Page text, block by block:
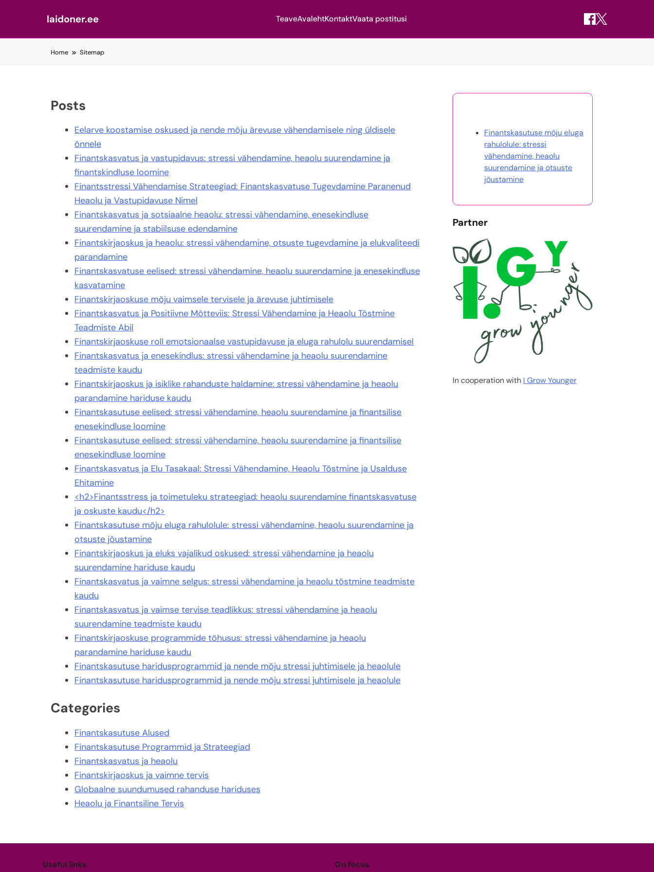
laidoner.ee TeaveAvalehtKontaktVaata postitusi
Home Sitemap
Posts
Eelarve koostamise oskused ja nende mõju ärevuse vähendamisele ning üldisele
õnnele
Finantskasvatus ja vastupidavus: stressi vähendamine, heaolu suurendamine ja
finantskindluse loomine
Finantsstressi Vähendamise Strateegiad: Finantskasvatuse Tugevdamine Paranenud
Heaolu ja Vastupidavuse Nimel
Finantskasvatus ja sotsiaalne heaolu: stressi vähendamine, enesekindluse
suurendamine ja stabiilsuse edendamine
Finantskirjaoskus ja heaolu: stressi vähendamine, otsuste tugevdamine ja elukvaliteedi
parandamine
Finantskasvatuse eelised: stressi vähendamine, heaolu suurendamine ja enesekindluse
kasvatamine
Finantskirjaoskuse mõju vaimsele tervisele ja ärevuse juhtimisele
Finantskasvatus ja Positiivne Mõtteviis: Stressi Vähendamine ja Heaolu Tõstmine
Teadmiste Abil
Finantskirjaoskuse roll emotsionaalse vastupidavuse ja eluga rahulolu suurendamisel
Finantskasvatus ja enesekindlus: stressi vähendamine ja heaolu suurendamine
teadmiste kaudu
Finantskirjaoskus ja isiklike rahanduste haldamine: stressi vähendamine ja heaolu
parandamine hariduse kaudu
Finantskasutuse eelised: stressi vähendamine, heaolu suurendamine ja finantsilise
enesekindluse loomine
Finantskasutuse eelised: stressi vähendamine, heaolu suurendamine ja finantsilise
enesekindluse loomine
Finantskasvatus ja Elu Tasakaal: Stressi Vähendamine, Heaolu Tõstmine ja Usalduse
Ehitamine
<h2>Finantsstress ja toimetuleku strateegiad: heaolu suurendamine finantskasvatuse
ja oskuste kaudu</h2>
Finantskasutuse mõju eluga rahulolule: stressi vähendamine, heaolu suurendamine ja
otsuste jõustamine
Finantskirjaoskus ja eluks vajalikud oskused: stressi vähendamine ja heaolu
suurendamine hariduse kaudu
Finantskasvatus ja vaimne selgus: stressi vähendamine ja heaolu tõstmine teadmiste
kaudu
Finantskasvatus ja vaimse tervise teadlikkus: stressi vähendamine ja heaolu
suurendamine teadmiste kaudu
Finantskirjaoskuse programmide tõhusus: stressi vähendamine ja heaolu
parandamine hariduse kaudu
Finantskasutuse haridusprogrammid ja nende mõju stressi juhtimisele ja heaolule
Finantskasutuse haridusprogrammid ja nende mõju stressi juhtimisele ja heaolule
Categories
Finantskasutuse Alused
Finantskasutuse Programmid ja Strateegiad
Finantskasvatus ja heaolu
Finantskirjaoskus ja vaimne tervis
Globaalne suundumused rahanduse hariduses
Heaolu ja Finantsiline Tervis
Finantskasutuse mõju eluga
rahulolule: stressi
vähendamine, heaolu
suurendamine ja otsuste
jõustamine
Partner
In cooperation with I Grow Younger
Useful links On focus